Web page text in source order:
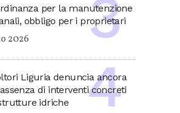
per la manutenzione
obbligo per i proprietari
2026
Liguria denuncia ancora
di interventi concreti
idriche